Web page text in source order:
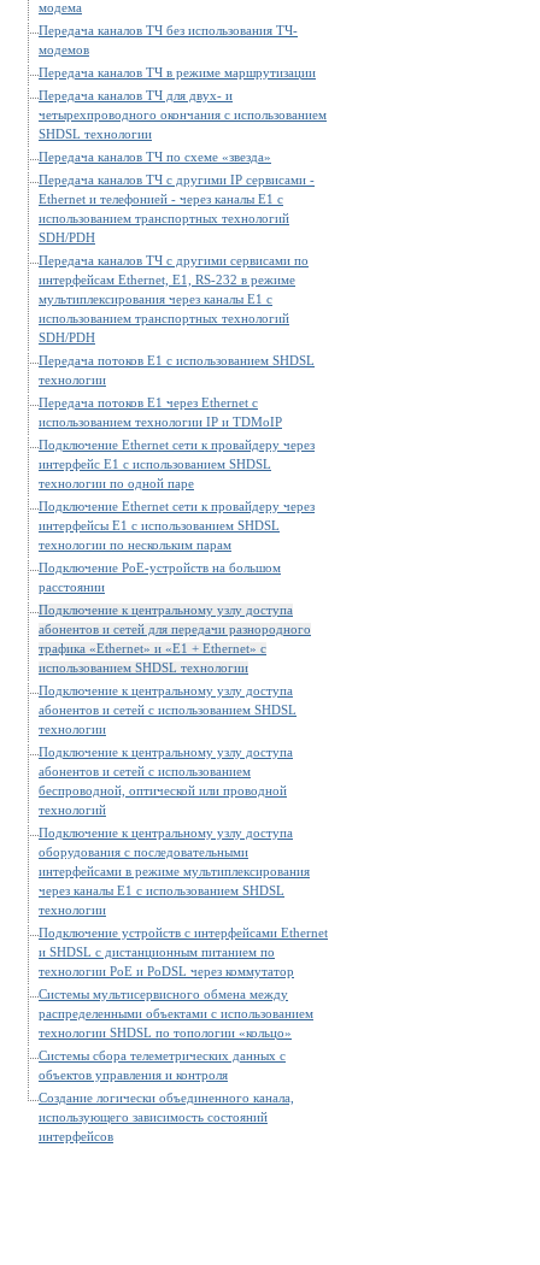
модема
Передача каналов ТЧ без использования ТЧ-
модемов
Передача каналов ТЧ в режиме маршрутизации
Передача каналов ТЧ для двух- и
четырехпроводного окончания с использованием
SHDSL технологии
Передача каналов ТЧ по схеме «звезда»
Передача каналов ТЧ с другими IP сервисами -
Ethernet и телефонией - через каналы E1 c
использованием транспортных технологий
SDH/PDH
Передача каналов ТЧ с другими сервисами по
интерфейсам Ethernet, E1, RS-232 в режиме
мультиплексирования через каналы E1 c
использованием транспортных технологий
SDH/PDH
Передача потоков E1 с использованием SHDSL
технологии
Передача потоков E1 через Ethernet c
использованием технологии IP и TDMoIP
Подключение Ethernet сети к провайдеру через
интерфейс E1 с использованием SHDSL
технологии по одной паре
Подключение Ethernet сети к провайдеру через
интерфейсы E1 с использованием SHDSL
технологии по нескольким парам
Подключение PoE-устройств на большом
расстоянии
Подключение к центральному узлу доступа
абонентов и сетей для передачи разнородного
трафика «Ethernet» и «E1 + Ethernet» с
использованием SHDSL технологии
Подключение к центральному узлу доступа
абонентов и сетей с использованием SHDSL
технологии
Подключение к центральному узлу доступа
абонентов и сетей с использованием
беспроводной, оптической или проводной
технологий
Подключение к центральному узлу доступа
оборудования с последовательными
интерфейсами в режиме мультиплексирования
через каналы E1 с использованием SHDSL
технологии
Подключение устройств с интерфейсами Ethernet
и SHDSL c дистанционным питанием по
технологии РоЕ и PoDSL через коммутатор
Системы мультисервисного обмена между
распределенными объектами с использованием
технологии SHDSL по топологии «кольцо»
Системы сбора телеметрических данных с
объектов управления и контроля
Создание логически объединенного канала,
использующего зависимость состояний
интерфейсов